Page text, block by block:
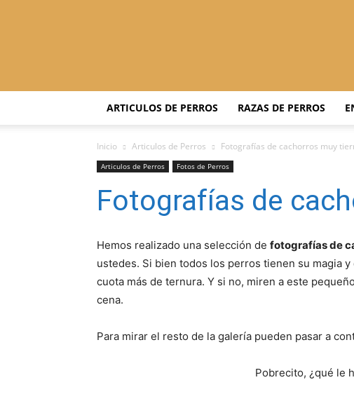
ARTICULOS DE PERROS RAZAS DE PERROS
Inicio Articulos de Perros Fotografías de cachorros muy
Articulos de Perros Fotos de Perros
Fotografías de
Hemos realizado una selección de fotografías de
ustedes. Si bien todos los perros tienen su magia
cuota más de ternura. Y si no, miren a este
cena.
Para mirar el resto de la galería pueden pasar a
Pobrecito, ¿qué le